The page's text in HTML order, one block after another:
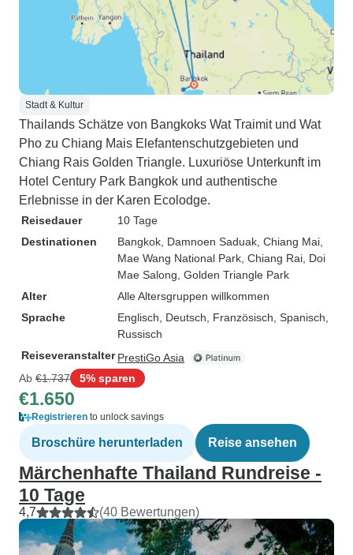
Stadt & Kultur
Thailands Schätze von Bangkoks Wat Traimit und Wat
Pho zu Chiang Mais Elefantenschutzgebieten und
Chiang Rais Golden Triangle. Luxuriöse Unterkunft im
Hotel Century Park Bangkok und authentische
Erlebnisse in der Karen Ecolodge.
Reisedauer
10 Tage
Destinationen
Bangkok , Damnoen Saduak , Chiang Mai
Mae Wang National Park , Chiang Rai , Doi
Mae Salong , Golden Triangle Park
Alter
Alle Altersgruppen willkommen
Sprache
Englisch, Deutsch, Französisch, Spanisch,
Russisch
Reiseveranstalter PrestiGo Asia
Ab €1.737 5% sparen
€1.650
Registrieren to unlock savings
Broschüre herunterladen Reise ansehen
Märchenhafte Thailand Rundreise -
10 Tage
4,7 (40 Bewertungen)